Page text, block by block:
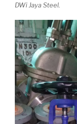
DWi Jaya Steel.